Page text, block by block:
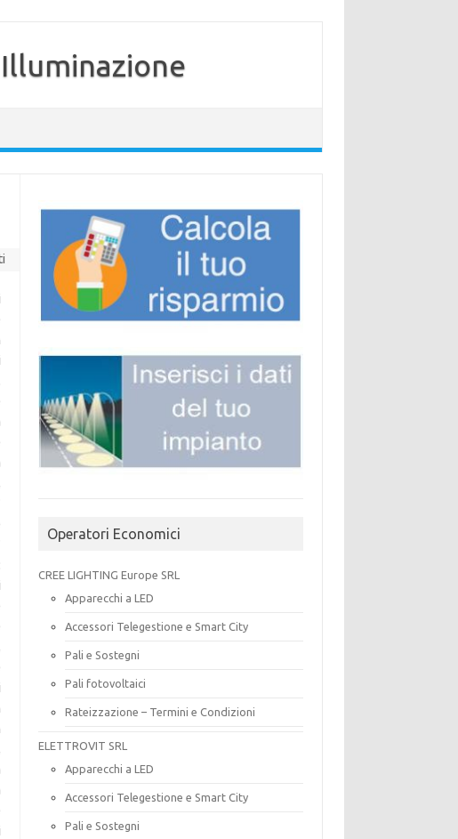
Operatori Economici
CREE LIGHTING Europe SRL
Apparecchi a LED
Accessori Telegestione e Smart City
Pali e Sostegni
Pali fotovoltaici
Rateizzazione – Termini e Condizioni
ELETTROVIT SRL
Apparecchi a LED
Accessori Telegestione e Smart City
Pali e Sostegni